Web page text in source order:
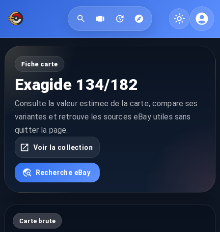
Fiche carte
Exagide 134/182
Consulte la valeur estimee de la carte, compare ses
variantes et retrouve les sources eBay utiles sans
quitter la page.
Voir la collection
Recherche eBay
Carte brute